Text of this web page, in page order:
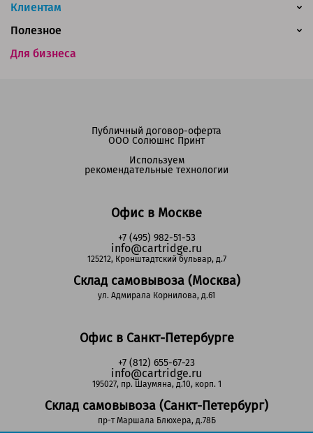
Клиентам
Для бизнеса
Полезное
Офис в Москве
+7 (495) 982-51-53
info@cartridge.ru
125212, Кронштадтский бульвар, д.7
Склад самовывоза (Москва)
ул. Адмирала Корнилова, д.61
Офис в Санкт-Петербурге
+7 (812) 655-67-23
info@cartridge.ru
195027, пр. Шаумяна, д.10, корп. 1
Склад самовывоза (Санкт-Петербург)
пр-т Маршала Блюхера, д.78Б
Публичный договор-оферта
ООО Солюшнс Принт
Используем
рекомендательные технологии